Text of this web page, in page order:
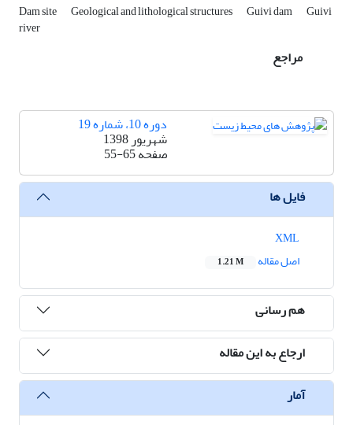
Dam site Geological and lithological structures Guivi dam Guivi
river
مراجع
دوره 10، شماره 19
شهریور 1398
صفحه55-65
فایل ها
اصل مقاله
1.21 M
هم رسانی
ارجاع به این مقاله
آمار